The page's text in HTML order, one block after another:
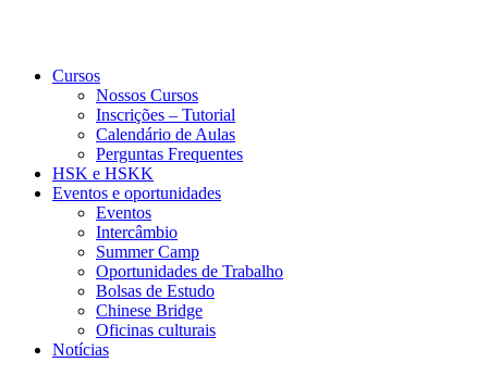
Cursos
Nossos Cursos
Inscrições – Tutorial
Calendário de Aulas
Perguntas Frequentes
HSK e HSKK
Eventos e oportunidades
Eventos
Intercâmbio
Summer Camp
Oportunidades de Trabalho
Bolsas de Estudo
Chinese Bridge
Oficinas culturais
Notícias